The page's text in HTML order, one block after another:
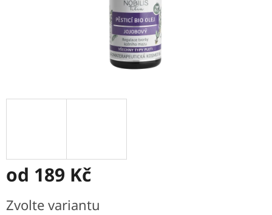
od 189 Kč
cena:
Zvolte variantu